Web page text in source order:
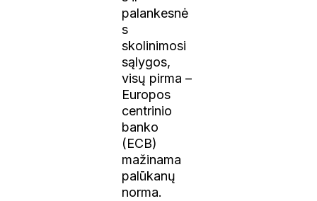
palankesnė
s
skolinimosi
sąlygos,
visų pirma –
Europos
centrinio
banko
(ECB)
mažinama
palūkanų
norma.